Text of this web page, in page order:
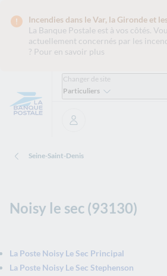
Incendies dans le Var, la Gironde et
La Banque Postale est à vos côtés.
actuellement concernés par les
? Pour en savoir plus
Changer de site
Particuliers
Se connecter
Seine-Saint-Denis
Noisy le sec (93130)
La Poste Noisy Le Sec Principal
La Poste Noisy Le Sec Stephenson